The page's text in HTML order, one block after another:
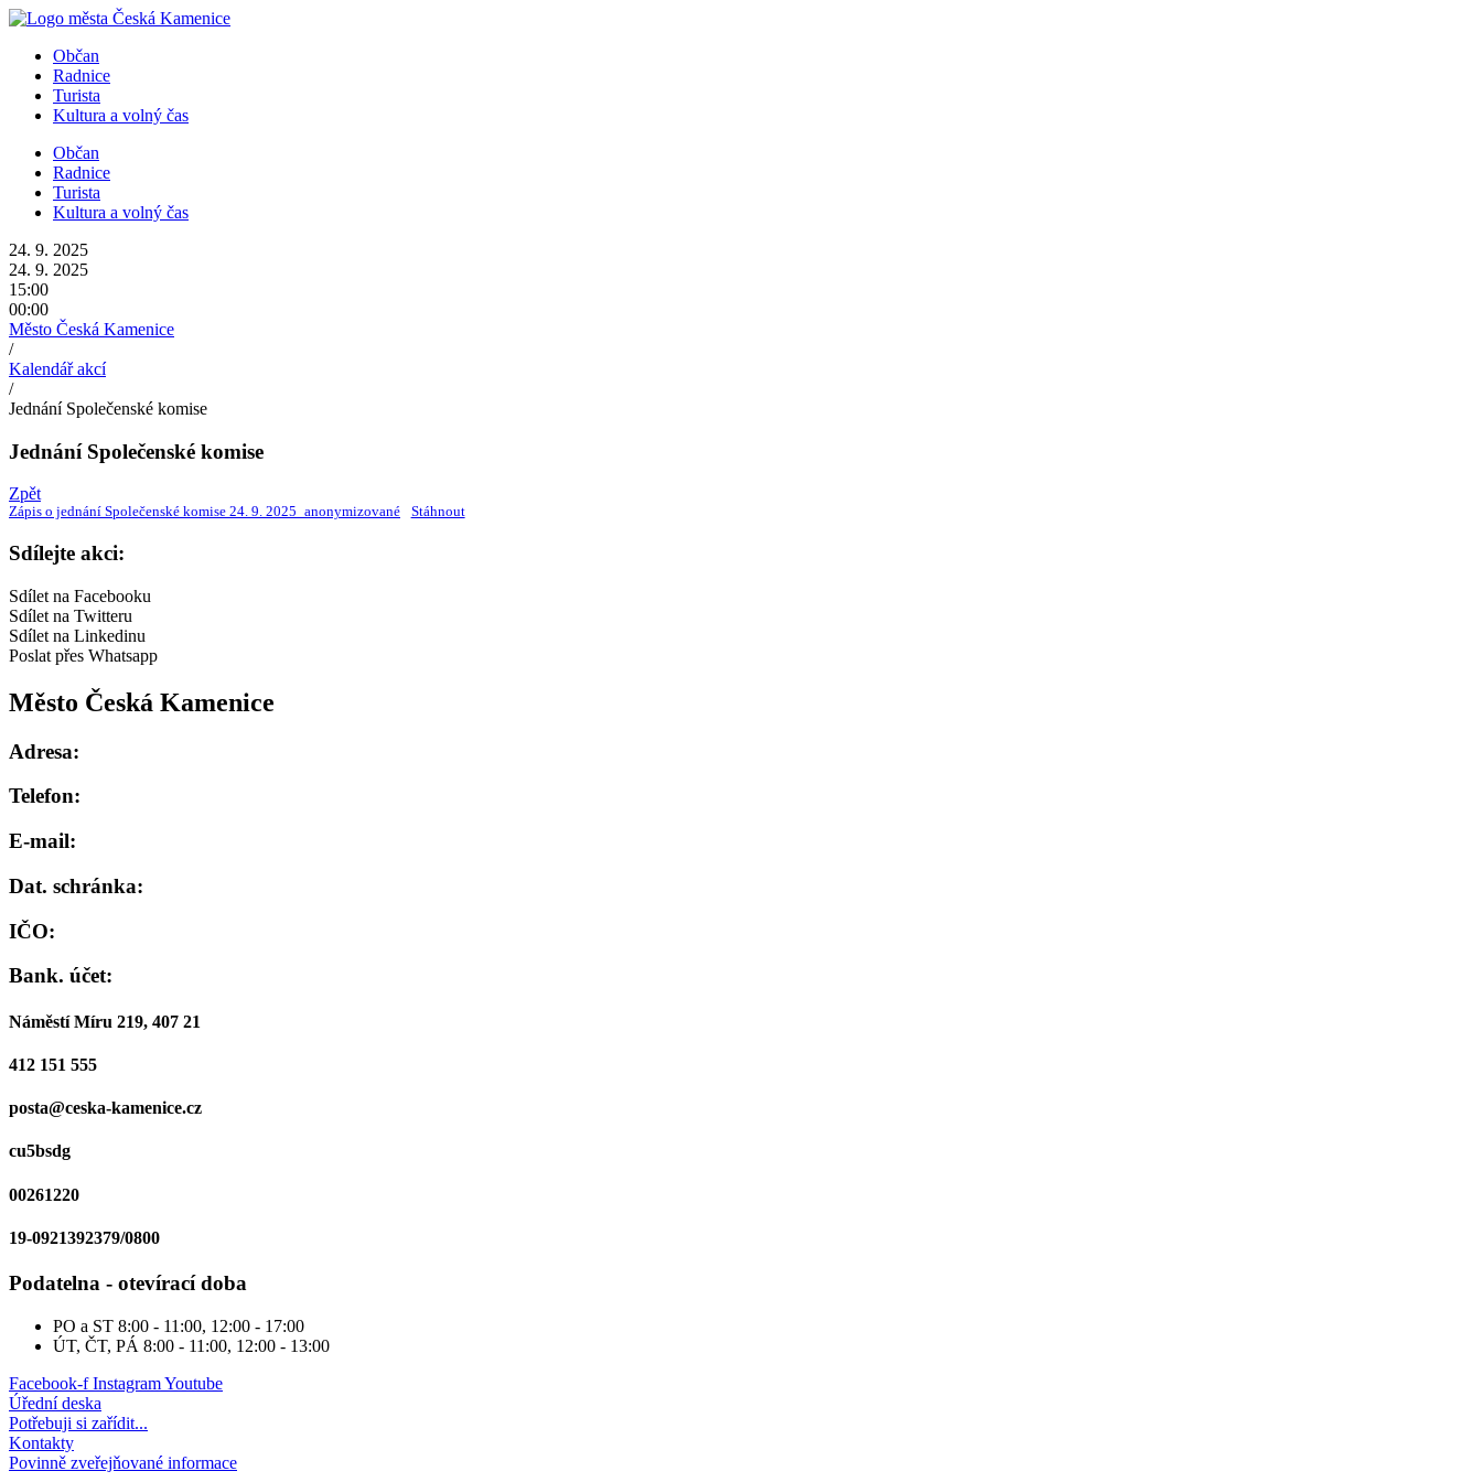
Přejít
obsahuObčan
Radnice
Turista
Kultura a volný čas
Občan
Radnice
Turista
Kultura a volný čas
24. 9. 2025
24. 9. 2025
15:00
00:00
Město Česká Kamenice
/
Kalendář akcí
/
Jednání Společenské komise
Jednání Společenské komise
Zpět
Zápis o jednání Společenské komise 24. 9. 2025_anonymizované Stáhnout
Sdílejte akci:
Sdílet na Facebooku
Sdílet na Twitteru
Sdílet na Linkedinu
Poslat přes Whatsapp
Město Česká Kamenice
Adresa:
Telefon:
E-mail:
Dat. schránka:
IČO:
Bank. účet:
Náměstí Míru 219, 407 21
412 151 555
posta@ceska-kamenice.cz
cu5bsdg
00261220
19-0921392379/0800
Podatelna - otevírací doba
PO a ST 8:00 - 11:00, 12:00 - 17:00
ÚT, ČT, PÁ 8:00 - 11:00, 12:00 - 13:00
Facebook-f InstagramYoutube
Úřední deska
Potřebuji si zařídit...
Kontakty
Povinně zveřejňované informace